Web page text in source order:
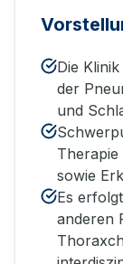
Die
der
und
sowie
Es
anderen